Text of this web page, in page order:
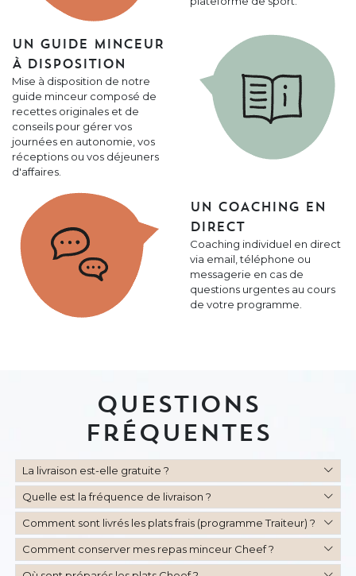
UN GUIDE MINCEUR
À DISPOSITION
Mise à disposition de notre
guide minceur composé de
recettes originales et de
conseils pour gérer vos
journées en autonomie, vos
réceptions ou vos déjeuners
d'affaires.
UN COACHING EN
DIRECT
Coaching individuel en direct
via email, téléphone ou
messagerie en cas de
questions urgentes au cours
de votre programme.
Questions
Fréquentes
La livraison est-elle gratuite ?
Quelle est la fréquence de livraison ?
Comment sont livrés les plats frais (programme Traiteur) ?
Comment conserver mes repas minceur Cheef ?